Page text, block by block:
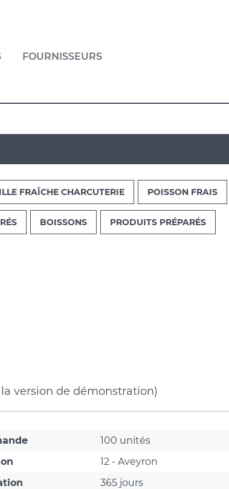
FOURNISSEURS
FRAÎCHE CHARCUTERIE POISSON FRAIS
BOISSONS PRODUITS PRÉPARÉS
version de démonstration)
100 unités
12 - Aveyron
365 jours